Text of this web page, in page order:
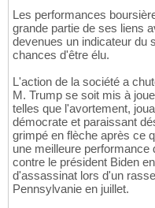
Les performances
grande partie de ses liens
devenues un indicateur du
chances d'être élu.
L'action de la société a
M. Trump se soit mis à
telles que l'avortement,
démocrate et paraissant
grimpé en flèche après ce
une meilleure performance
contre le président Biden
d'assassinat lors d'un
Pennsylvanie en juillet.